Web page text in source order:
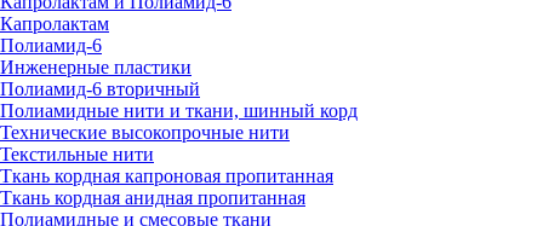
Капролактам
Полиамид-6
Инженерные пластики
Полиамид-6 вторичный
Полиамидные нити и ткани, шинный корд
Технические высокопрочные нити
Текстильные нити
Ткань кордная капроновая пропитанная
Ткань кордная анидная пропитанная
Полиамидные и смесовые ткани